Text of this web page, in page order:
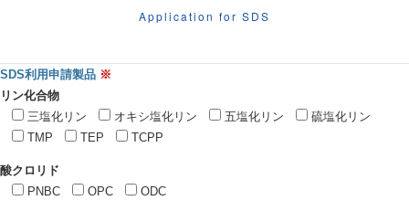
Application for SDS
SDS利用申請製品
リン化合物
三塩化リン
オキシ塩化リン 五塩化リン
硫塩化リン
TMP
TEP TCPP
酸クロリド
PNBC
OPC ODC